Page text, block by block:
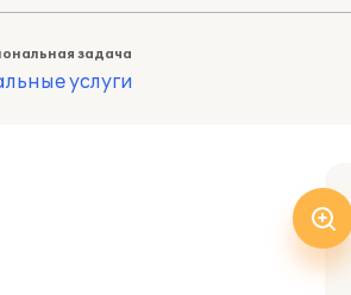
задача
услуги